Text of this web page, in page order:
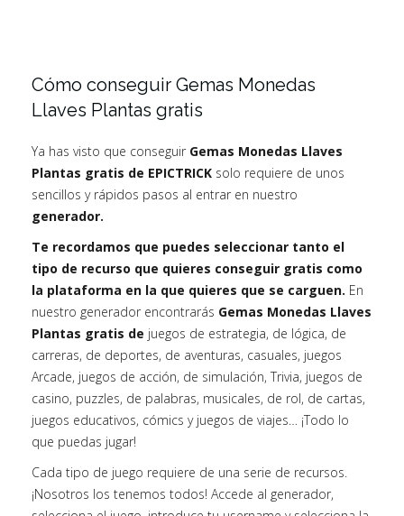
Cómo conseguir Gemas Monedas
Llaves Plantas gratis
Ya has visto que conseguir Gemas Monedas Llaves
Plantas gratis de EPICTRICK solo requiere de unos
sencillos y rápidos pasos al entrar en nuestro
generador.
Te recordamos que puedes seleccionar tanto el
tipo de recurso que quieres conseguir gratis como
la plataforma en la que quieres que se carguen. En
nuestro generador encontrarás Gemas Monedas Llaves
Plantas gratis de juegos de estrategia, de lógica, de
carreras, de deportes, de aventuras, casuales, juegos
Arcade, juegos de acción, de simulación, Trivia, juegos de
casino, puzzles, de palabras, musicales, de rol, de cartas,
juegos educativos, cómics y juegos de viajes… ¡Todo lo
que puedas jugar!
Cada tipo de juego requiere de una serie de recursos.
¡Nosotros los tenemos todos! Accede al generador,